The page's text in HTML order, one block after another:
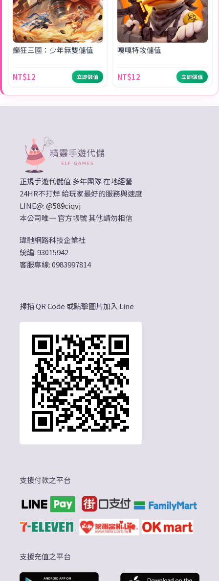
癲狂三國：少年無雙儲值
NT$12 立即儲值
嘎嘎特攻儲值
NT$12 立即儲值
正規手遊代儲值 多年團隊 在地經營
24HR不打烊 給玩家最好的服務與速度
LINE@:@589ciqvj
本公司唯一 官方帳號 其他請勿相信
瑋馳網路科技企業社
統編: 93015942
客服專線: 0983997814
掃描 QR Code 或點擊圖片加入 Line
支援付款之平台
支援充值之平台